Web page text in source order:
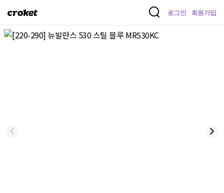
크
켓
로그인 회원가입